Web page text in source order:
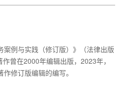
案例与实践（修订版）》（法律出版
曾在2000年编辑出版，2023年，
修订版编辑的编写。